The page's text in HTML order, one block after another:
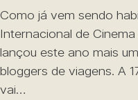
Como já vem sendo
Internacional de
lançou este ano mais
bloggers de viagens. A
vai…